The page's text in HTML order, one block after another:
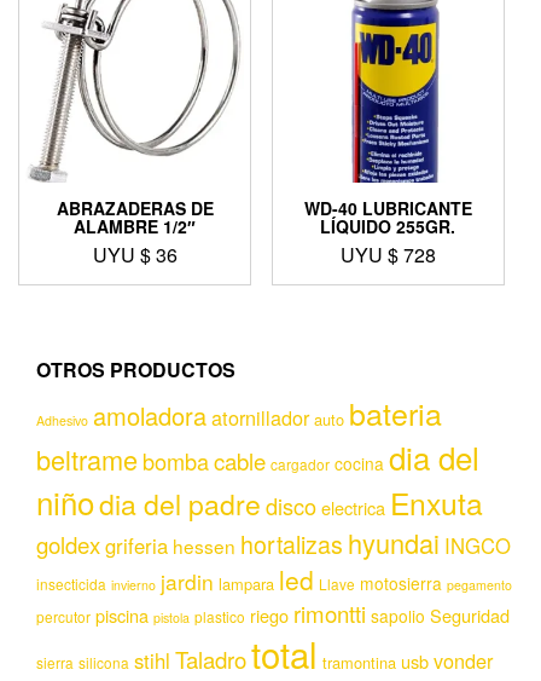
ABRAZADERAS DE
ALAMBRE 1/2″
UYU $36
WD-40 LUBRICANTE
LÍQUIDO 255GR.
UYU $728
OTROS PRODUCTOS
Adhesivo amoladoraatornillador auto bateria
beltramebombacable cargador cocina dia del
niñodia del padrediscoelectrica Enxuta
goldexgriferia hessen hortalizas hyundai INGCO
insecticida invierno jardin lampara led Llave motosierra pegamento
percutor piscina pistola plastico riego rimontti sapolio Seguridad
sierra silicona stihl Taladrototal tramontina usbvonder